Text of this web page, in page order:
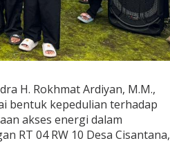
H. Rokhmat Ardiyan, M.M.,
bentuk kepedulian terhadap
akses energi dalam
RT 04 RW 10 Desa Cisantana,